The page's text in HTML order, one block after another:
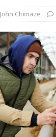
John Chimaze